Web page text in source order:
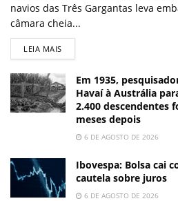
navios das Três Gargantas leva
câmara cheia...
LEIA MAIS
Em 1935,
Havaí à Austrália
2.400 descendentes
meses depois
6 DE AGOSTO DE 2026
Ibovespa: Bolsa cai
cautela sobre juros
6 DE AGOSTO DE 2026